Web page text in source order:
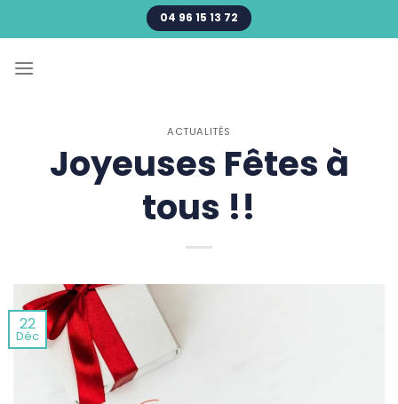
au
04 96 15 13 72
ACTUALITÉS
Joyeuses Fêtes à
tous !!
22
Déc